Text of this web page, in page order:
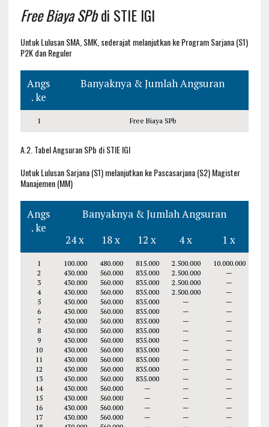
Free Biaya SPbdi STIE IGI
Untuk Lulusan SMA, SMK, sederajat melanjutkan ke Program Sarjana (S1)
P2K dan Reguler
Angs
. ke
Banyaknya & Jumlah Angsuran
1 Free Biaya SPb
A.2. Tabel Angsuran SPb di STIE IGI
Untuk Lulusan Sarjana (S1) melanjutkan ke Pascasarjana (S2) Magister
Manajemen (MM)
Angs
. ke
Banyaknya & Jumlah Angsuran
24 x
18 x 12 x 4 x 1 x
1
2
3
4
5
6
7
8
9
10
11
12
13
14
15
16
17
100.000
430.000
430.000
430.000
430.000
430.000
430.000
430.000
430.000
430.000
430.000
430.000
430.000
430.000
430.000
430.000
430.000
480.000
560.000
560.000
560.000
560.000
560.000
560.000
560.000
560.000
560.000
560.000
560.000
560.000
560.000
560.000
560.000
560.000
815.000
835.000
835.000
835.000
835.000
835.000
835.000
835.000
835.000
835.000
835.000
835.000
835.000
—
—
—
—
2.500.000
2.500.000
2.500.000
2.500.000
—
—
—
—
—
—
—
—
—
—
—
—
—
10.000.000
—
—
—
—
—
—
—
—
—
—
—
—
—
—
—
—